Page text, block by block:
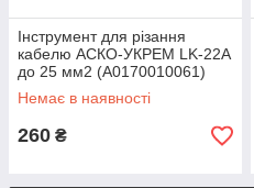
Інструмент для різання
кабелю АСКО-УКРЕМ LK-22A
до 25 мм2 (A0170010061)
Немає в наявності
260 ₴